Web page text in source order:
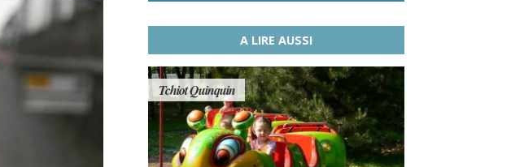
A LIRE AUSSI
Tchiot Quinquin